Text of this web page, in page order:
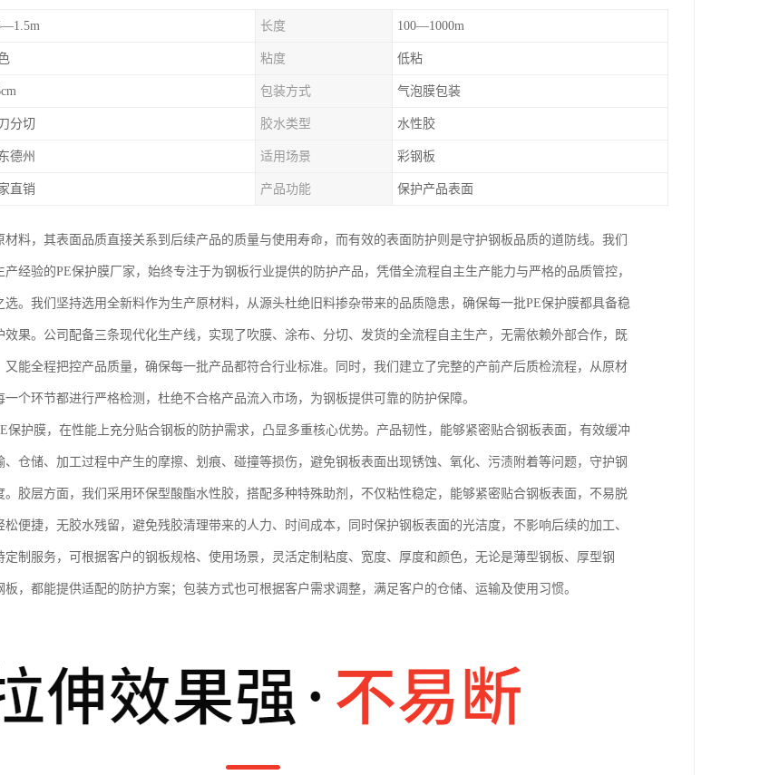
长度 100—1000m
粘度 低粘
包装方式 气泡膜包装
分切 胶水类型 水性胶
德州 适用场景 彩钢板
直销 产品功能 保护产品表面
料，其表面品质直接关系到后续产品的质量与使用寿命，而有效的表面防护则是守护钢板品质的道防线。我们
经验的PE保护膜厂家，始终专注于为钢板行业提供的防护产品，凭借全流程自主生产能力与严格的品质管控，
选。我们坚持选用全新料作为生产原材料，从源头杜绝旧料掺杂带来的品质隐患，确保每一批PE保护膜都具备稳
效果。公司配备三条现代化生产线，实现了吹膜、涂布、分切、发货的全流程自主生产，无需依赖外部合作，既
又能全程把控产品质量，确保每一批产品都符合行业标准。同时，我们建立了完整的产前产后质检流程，从原材
个环节都进行严格检测，杜绝不合格产品流入市场，为钢板提供可靠的防护保障。
保护膜，在性能上充分贴合钢板的防护需求，凸显多重核心优势。产品韧性，能够紧密贴合钢板表面，有效缓冲
、仓储、加工过程中产生的摩擦、划痕、碰撞等损伤，避免钢板表面出现锈蚀、氧化、污渍附着等问题，守护钢
。胶层方面，我们采用环保型酸酯水性胶，搭配多种特殊助剂，不仅粘性稳定，能够紧密贴合钢板表面，不易脱
便捷，无胶水残留，避免残胶清理带来的人力、时间成本，同时保护钢板表面的光洁度，不影响后续的加工、
定制服务，可根据客户的钢板规格、使用场景，灵活定制粘度、宽度、厚度和颜色，无论是薄型钢板、厚型钢
，都能提供适配的防护方案；包装方式也可根据客户需求调整，满足客户的仓储、运输及使用习惯。